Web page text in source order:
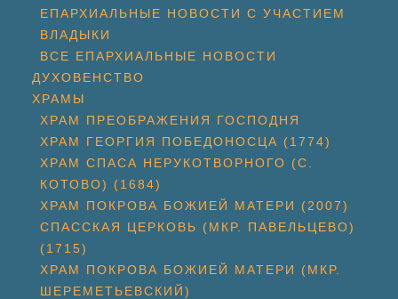
ЕПАРХИАЛЬНЫЕ НОВОСТИ С УЧАСТИЕМ
ВЛАДЫКИ
ВСЕ ЕПАРХИАЛЬНЫЕ НОВОСТИ
ДУХОВЕНСТВО
ХРАМЫ
ХРАМ ПРЕОБРАЖЕНИЯ ГОСПОДНЯ
ХРАМ ГЕОРГИЯ ПОБЕДОНОСЦА (1774)
ХРАМ СПАСА НЕРУКОТВОРНОГО (С.
КОТОВО) (1684)
ХРАМ ПОКРОВА БОЖИЕЙ МАТЕРИ (2007)
СПАССКАЯ ЦЕРКОВЬ (МКР. ПАВЕЛЬЦЕВО)
(1715)
ХРАМ ПОКРОВА БОЖИЕЙ МАТЕРИ (МКР.
ШЕРЕМЕТЬЕВСКИЙ)